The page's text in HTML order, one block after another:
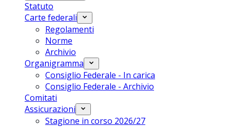
Statuto
Carte federali
Regolamenti
Norme
Archivio
Organigramma
Consiglio Federale - In carica
Consiglio Federale - Archivio
Comitati
Assicurazioni
Stagione in corso 2026/27